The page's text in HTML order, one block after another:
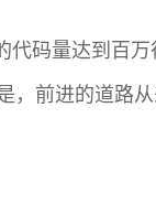
码量达到百
前进的道路